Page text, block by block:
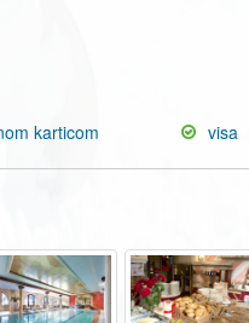
karticom visa